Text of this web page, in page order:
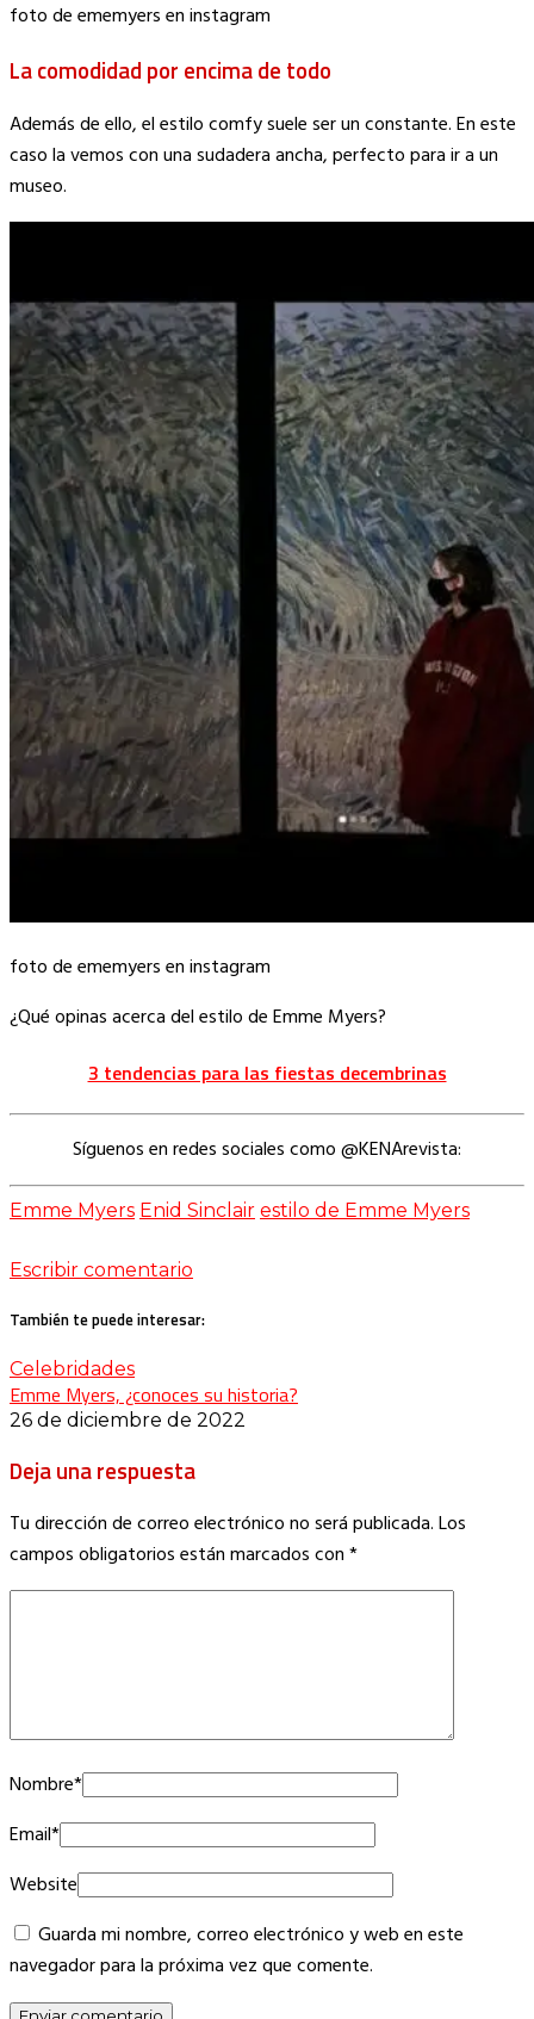
foto de ememyers en instagram
La comodidad por encima de todo
Además de ello, el estilo comfy suele ser un constante. En este
caso la vemos con una sudadera ancha, perfecto para ir a un
museo.
foto de ememyers en instagram
¿Qué opinas acerca del estilo de Emme Myers?
3 tendencias para las fiestas decembrinas
Síguenos en redes sociales como @KENArevista:
Emme Myers Enid Sinclair estilo de Emme Myers
Escribir comentario
También te puede interesar:
Celebridades
Emme Myers, ¿conoces su historia?
26 de diciembre de 2022
Deja una respuesta
Tu dirección de correo electrónico no será publicada.Los
campos obligatorios están marcados con*
Nombre*
Email*
Website
Guarda mi nombre, correo electrónico y web en este
navegador para la próxima vez que comente.